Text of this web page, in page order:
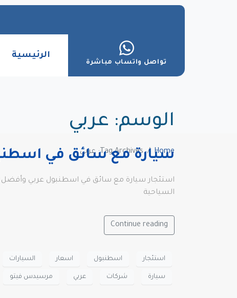
تواصل واتساب مباشرة
الرئيسية
الوسم: عربي
Home Tag Archives: عربي
سيارة مع سائق في
السياحية
Continue reading
استئجار اسطنبول اسعار السيارات
سيارة شركات عربي مرسيدس فيتو